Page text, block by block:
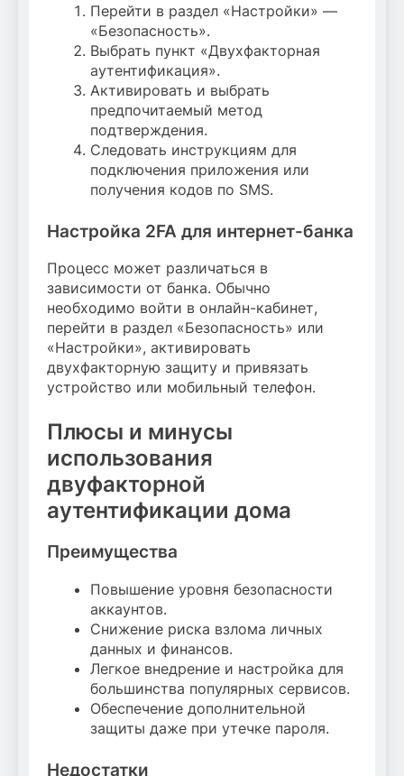
Перейти в раздел «Настройки» —
«Безопасность».
Выбрать пункт «Двухфакторная
аутентификация».
Активировать и выбрать
предпочитаемый метод
подтверждения.
Следовать инструкциям для
подключения приложения или
получения кодов по SMS.
Настройка 2FA для интернет-банка
Процесс может различаться в
зависимости от банка. Обычно
необходимо войти в онлайн-кабинет,
перейти в раздел «Безопасность» или
«Настройки», активировать
двухфакторную защиту и привязать
устройство или мобильный телефон.
Плюсы и минусы
использования
двуфакторной
аутентификации дома
Преимущества
Повышение уровня безопасности
аккаунтов.
Снижение риска взлома личных
данных и финансов.
Легкое внедрение и настройка для
большинства популярных сервисов.
Обеспечение дополнительной
защиты даже при утечке пароля.
Недостатки